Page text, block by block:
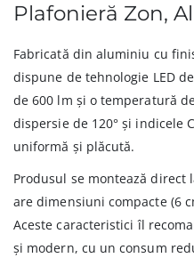
Plafonieră Zon,
Fabricată din aluminiu cu
dispune de tehnologie LED
de 600 lm și o temperatură
dispersie de 120° și indicele
uniformă și plăcută.
Produsul se montează direct
are dimensiuni compacte (6
Aceste caracteristici îl
și modern, cu un consum